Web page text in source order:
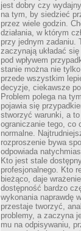
jest dobry czy
na tym, by siedzieć
przez wiele godzin.
działania, w którym
przy jednym zadaniu.
zaczynają układać
pod wpływem
stanie można nie
przede wszystkim
decyzje, ciekawsze
Problem polega na
pojawia się
stworzyć warunki, a
ograniczanie tego, co
normalne.
rozproszenie bywa
odpowiada
Kto jest stale
profesjonalnego. Kto
bieżąco, daje
dostępność bardzo
wykonania naprawdę
przestaje tworzyć,
problemy, a zaczyna
mu na odpisywaniu,